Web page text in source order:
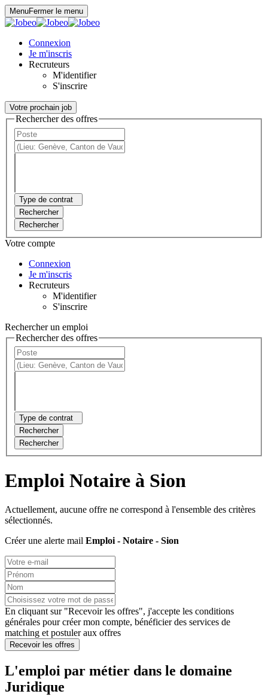
MenuFermer le menu
Connexion
Je m'inscris
Recruteurs
M'identifier
S'inscrire
Votre prochain job
Rechercher des offres
Type de contrat
Rechercher
Rechercher
Votre compte
Connexion
Je m'inscris
Recruteurs
M'identifier
S'inscrire
Rechercher un emploi
Rechercher des offres
Type de contrat
Rechercher
Rechercher
Emploi Notaire à Sion
Actuellement, aucune offre ne correspond à l'ensemble des critères
sélectionnés.
Créer une alerte mail Emploi - Notaire - Sion
En cliquant sur "Recevoir les offres", j'accepte les conditions
générales pour créer mon compte, bénéficier des services de
matching et postuler aux offres
Recevoir les offres
L'emploi par métier dans le domaine
Juridique
Panneau de gestion des cookies